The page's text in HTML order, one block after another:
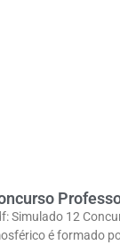
Simulado 12
é formado